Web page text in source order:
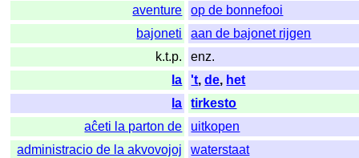
aventure
op de bonnefooi
bajoneti
aan de bajonet rijgen
k.t.p.
enz.
la
't,de, het
la
tirkesto
aĉeti la parton de
uitkopen
administracio de la akvovojoj
waterstaat